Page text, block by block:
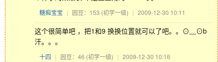
糖痴宝宝 | 园豆：153 (初学一级) | 2009-12-30 10:11
这个很简单吧 ，把1和9 换换位置就可以了吧。。⊙﹏⊙b
汗。。。
十四 | 园豆：46 (初学一级) | 2009-12-30 10:16